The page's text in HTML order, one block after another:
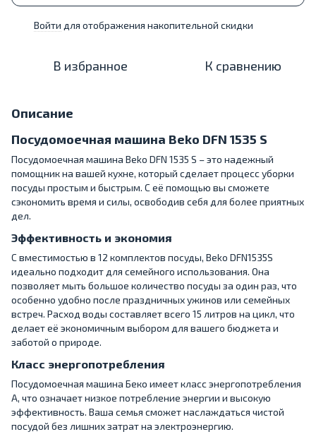
Войти для отображения накопительной скидки
В избранное К сравнению
Описание
Посудомоечная машина Beko DFN 1535 S
Посудомоечная машина Beko DFN 1535 S – это надежный
помощник на вашей кухне, который сделает процесс уборки
посуды простым и быстрым. С её помощью вы сможете
сэкономить время и силы, освободив себя для более приятных
дел.
Эффективность и экономия
С вместимостью в 12 комплектов посуды, Beko DFN1535S
идеально подходит для семейного использования. Она
позволяет мыть большое количество посуды за один раз, что
особенно удобно после праздничных ужинов или семейных
встреч. Расход воды составляет всего 15 литров на цикл, что
делает её экономичным выбором для вашего бюджета и
заботой о природе.
Класс энергопотребления
Посудомоечная машина Беко имеет класс энергопотребления
A, что означает низкое потребление энергии и высокую
эффективность. Ваша семья сможет наслаждаться чистой
посудой без лишних затрат на электроэнергию.